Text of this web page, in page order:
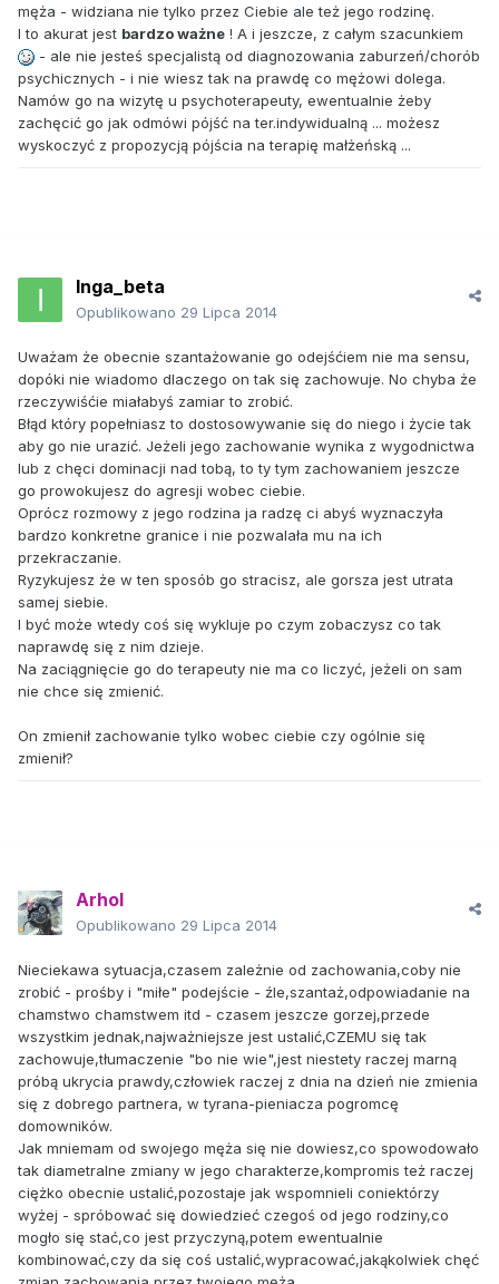
męża - widziana nie tylko przez Ciebie ale też jego rodzinę.
I to akurat jest bardzo ważne ! A i jeszcze, z całym szacunkiem
- ale nie jesteś specjalistą od diagnozowania zaburzeń/chorób
psychicznych - i nie wiesz tak na prawdę co mężowi dolega.
Namów go na wizytę u psychoterapeuty, ewentualnie żeby
zachęcić go jak odmówi pójść na ter.indywidualną ... możesz
wyskoczyć z propozycją pójścia na terapię małżeńską ...
Inga_beta
Opublikowano 29 Lipca 2014
Uważam że obecnie szantażowanie go odejśćiem nie ma sensu,
dopóki nie wiadomo dlaczego on tak się zachowuje. No chyba że
rzeczywiśćie miałabyś zamiar to zrobić.
Błąd który popełniasz to dostosowywanie się do niego i życie tak
aby go nie urazić. Jeżeli jego zachowanie wynika z wygodnictwa
lub z chęci dominacji nad tobą, to ty tym zachowaniem jeszcze
go prowokujesz do agresji wobec ciebie.
Oprócz rozmowy z jego rodzina ja radzę ci abyś wyznaczyła
bardzo konkretne granice i nie pozwalała mu na ich
przekraczanie.
Ryzykujesz że w ten sposób go stracisz, ale gorsza jest utrata
samej siebie.
I być może wtedy coś się wykluje po czym zobaczysz co tak
naprawdę się z nim dzieje.
Na zaciągnięcie go do terapeuty nie ma co liczyć, jeżeli on sam
nie chce się zmienić.
On zmienił zachowanie tylko wobec ciebie czy ogólnie się
zmienił?
Arhol
Opublikowano 29 Lipca 2014
Nieciekawa sytuacja,czasem zależnie od zachowania,coby nie
zrobić - prośby i "miłe" podejście - źle,szantaż,odpowiadanie na
chamstwo chamstwem itd - czasem jeszcze gorzej,przede
wszystkim jednak,najważniejsze jest ustalić,CZEMU się tak
zachowuje,tłumaczenie "bo nie wie",jest niestety raczej marną
próbą ukrycia prawdy,człowiek raczej z dnia na dzień nie zmienia
się z dobrego partnera, w tyrana-pieniacza pogromcę
domowników.
Jak mniemam od swojego męża się nie dowiesz,co spowodowało
tak diametralne zmiany w jego charakterze,kompromis też raczej
ciężko obecnie ustalić,pozostaje jak wspomnieli coniektórzy
wyżej - spróbować się dowiedzieć czegoś od jego rodziny,co
mogło się stać,co jest przyczyną,potem ewentualnie
kombinować,czy da się coś ustalić,wypracować,jakąkolwiek chęć